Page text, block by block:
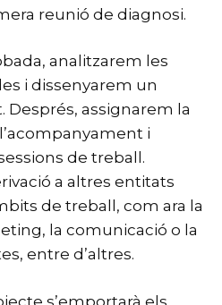
reunió de diagnosi.
analitzarem les
i dissenyarem un
Després, assignarem la
i
de treball.
a altres entitats
de treball, com ara la
la comunicació o la
entre d’altres.
s’emportarà els